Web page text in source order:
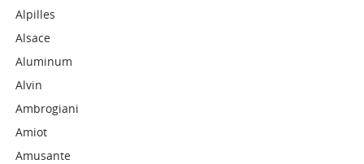
Alpilles
Alsace
Aluminum
Alvin
Ambrogiani
Amiot
Amusante